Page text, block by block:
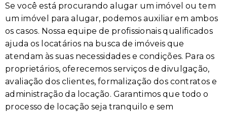
Se você está procurando alugar um imóvel ou tem
um imóvel para alugar, podemos auxiliar em ambos
os casos. Nossa equipe de profissionais qualificados
ajuda os locatários na busca de imóveis que
atendam às suas necessidades e condições. Para os
proprietários, oferecemos serviços de divulgação,
avaliação dos clientes, formalização dos contratos e
administração da locação. Garantimos que todo o
processo de locação seja tranquilo e sem